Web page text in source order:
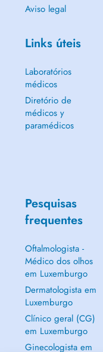
Aviso legal
Links úteis
Laboratórios
médicos
Diretório de
médicos y
paramédicos
Pesquisas
frequentes
Oftalmologista -
Médico dos olhos
em Luxemburgo
Dermatologista em
Luxemburgo
Clínico geral (CG)
em Luxemburgo
Ginecologista em